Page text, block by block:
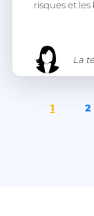
risques et les
La
1 2
li_gc